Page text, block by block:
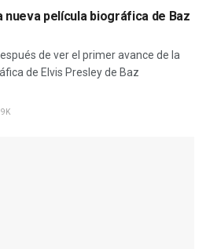
nueva película biográfica de Baz
de ver el primer avance de la
de Elvis Presley de Baz